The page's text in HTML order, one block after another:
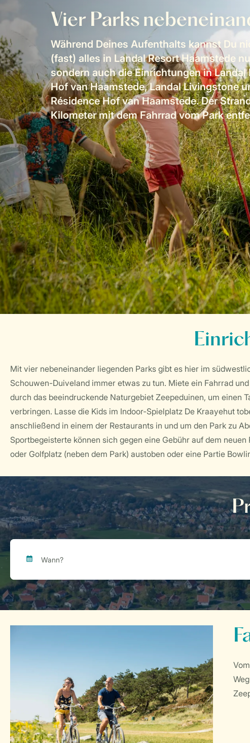
Vier Parks
Während Deines Aufenthalts kannst Du
(fast) alles in Landal Resort Haamstede
sondern auch die Einrichtungen in Landal
Hof van Haamstede, Landal Livingstone
Résidence Hof van Haamstede. Der
Kilometer mit dem Fahrrad vom Park
Mit vier nebeneinander liegenden Parks gibt es hier im
Schouwen-Duiveland immer etwas zu tun. Miete ein Fahrrad
durch das beeindruckende Naturgebiet Zeepeduinen, um einen
verbringen. Lasse die Kids im Indoor-Spielplatz De Kraayehut
anschließend in einem der Restaurants in und um den Park zu
Sportbegeisterte können sich gegen eine Gebühr auf dem neuen
oder Golfplatz (neben dem Park) austoben oder eine Partie